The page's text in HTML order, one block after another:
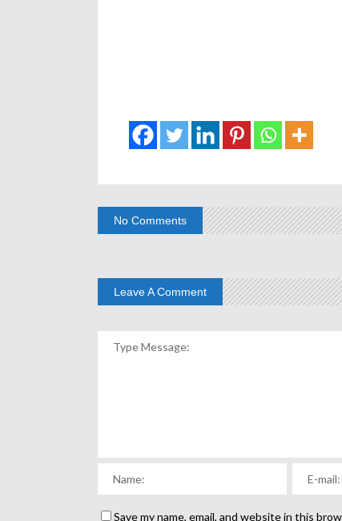
No Comments
Leave A Comment
Save my name, email, and website in this